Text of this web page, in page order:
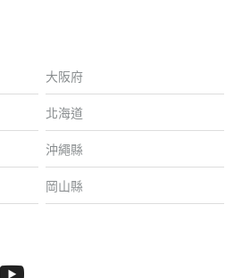
大阪府
北海道
沖繩縣
岡山縣